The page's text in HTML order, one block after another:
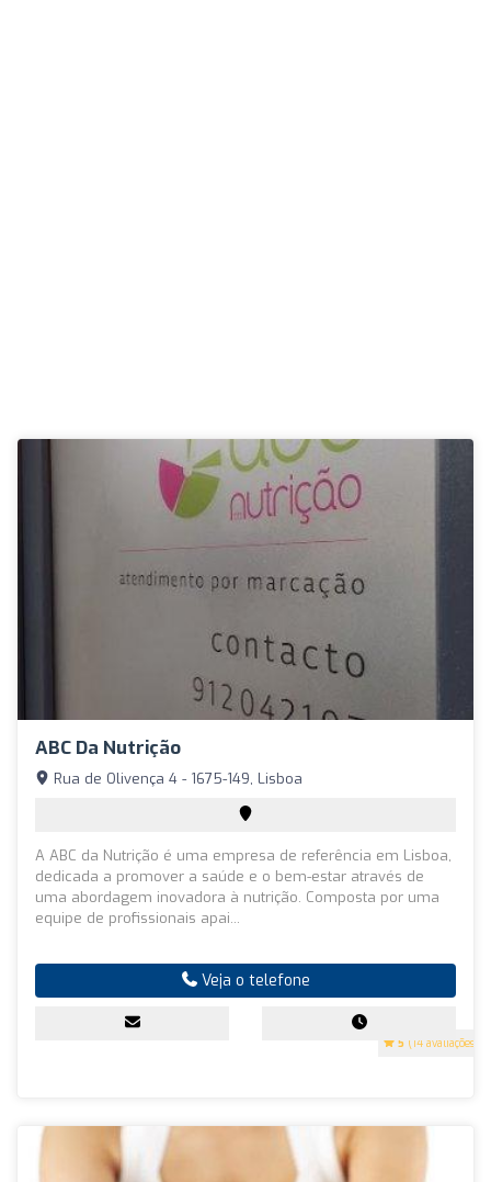
ABC Da Nutrição
5 (14 avaliações)
Rua de Olivença 4 - 1675-149, Lisboa
A ABC da Nutrição é uma empresa de referência em Lisboa,
dedicada a promover a saúde e o bem-estar através de
uma abordagem inovadora à nutrição. Composta por uma
equipe de profissionais apai...
Veja o telefone